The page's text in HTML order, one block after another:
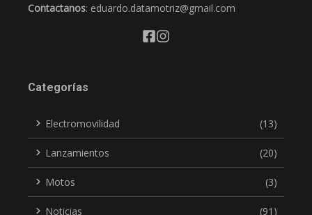
Contactanos: eduardo.datamotriz@gmail.com
Categorías
Electromovilidad (13)
Lanzamientos (20)
Motos (3)
Noticias (91)